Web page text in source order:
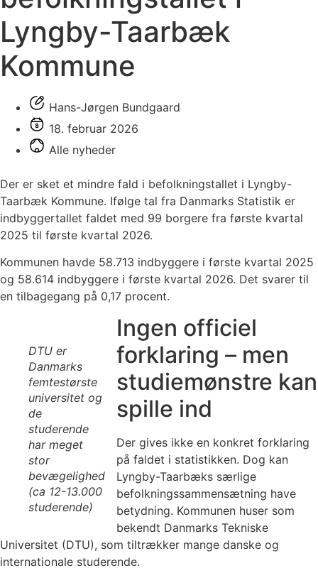
Lyngby-Taarbæk
Kommune
Hans-Jørgen Bundgaard
18. februar 2026
Alle nyheder
Der er sket et mindre fald i befolkningstallet i Lyngby-
Taarbæk Kommune. Ifølge tal fra Danmarks Statistik er
indbyggertallet faldet med 99 borgere fra første kvartal
2025 til første kvartal 2026.
Kommunen havde 58.713 indbyggere i første kvartal 2025
og 58.614 indbyggere i første kvartal 2026. Det svarer til
en tilbagegang på 0,17 procent.
DTU er
Danmarks
femtestørste
universitet og
de
studerende
har meget
stor
bevægelighed
(ca 12-13.000
studerende)
Ingen officiel
forklaring – men
studiemønstre kan
spille ind
Der gives ikke en konkret forklaring
på faldet i statistikken. Dog kan
Lyngby-Taarbæks særlige
befolkningssammensætning have
betydning. Kommunen huser som
bekendt Danmarks Tekniske
Universitet (DTU), som tiltrækker mange danske og
internationale studerende.